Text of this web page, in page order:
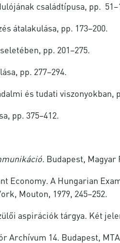
családtípusa, pp.
átalakulása, pp. 173–200.
pp. 201–275.
pp. 277–294.
és tudati viszonyokban,
pp. 375–412.
Budapest,
Economy. A Hungarian
Mouton, 1979, 245–252.
aspirációk tárgya. Két
Archívum 14. Budapest,